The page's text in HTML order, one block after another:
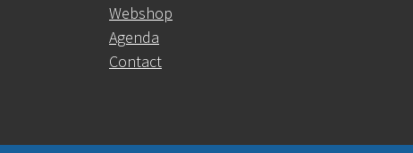
Webshop
Agenda
Contact